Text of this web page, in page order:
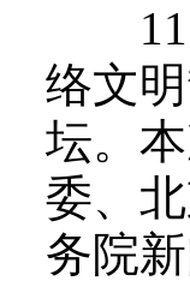
11月
络文
坛。
委、
务院